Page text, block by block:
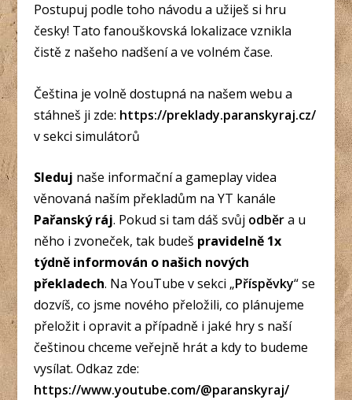
Postupuj podle toho návodu a užiješ si hru
česky! Tato fanouškovská lokalizace vznikla
čistě z našeho nadšení a ve volném čase.
Čeština je volně dostupná na našem webu a
stáhneš ji zde: https://preklady.paranskyraj.cz/
v sekci simulátorů
Sleduj naše informační a gameplay videa
věnovaná naším překladům na YT kanále
Pařanský ráj. Pokud si tam dáš svůj odběra u
něho i zvoneček, tak budeš pravidelně 1x
týdně informován o našich nových
překladech. Na YouTube v sekci „Příspěvky“ se
dozvíš, co jsme nového přeložili, co plánujeme
přeložit i opravit a případně i jaké hry s naší
češtinou chceme veřejně hrát a kdy to budeme
vysílat. Odkaz zde:
https://www.youtube.com/@paranskyraj/